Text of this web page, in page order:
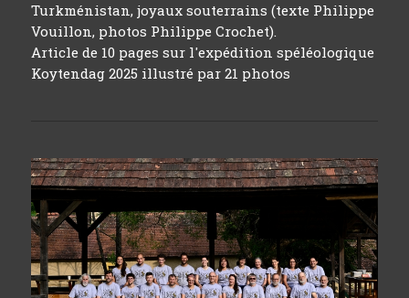
Turkménistan, joyaux souterrains (texte Philippe
Vouillon, photos Philippe Crochet).
Article de 10 pages sur l'expédition spéléologique
Koytendag 2025 illustré par 21 photos